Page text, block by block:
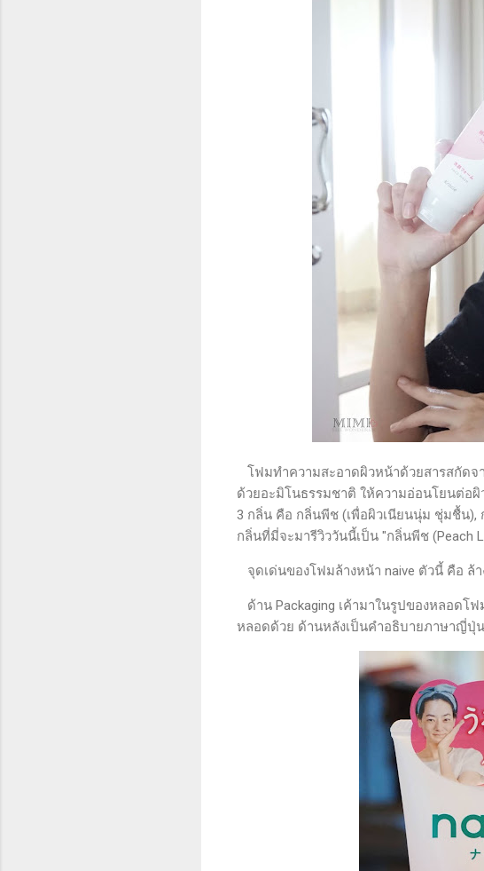
โฟมทำความสะอาดผิวหน้าด้วยสารสกัดจ
ด้วยอะมิโนธรรมชาติ ให้ความอ่อนโยนต่อ
3 กลิ่น คือ กลิ่นพีช (เพื่อผิวเนียนนุ่ม ชุ่มชื้น),
กลิ่นที่มี่จะมารีวิววันนี้เป็น "กลิ่นพีช (Peach
จุดเด่นของโฟมล้างหน้า naive ตัวนี้ คือ ล้
ด้าน Packaging เค้ามาในรูปของหลอด
หลอดด้วย ด้านหลังเป็นคำอธิบายภาษาญี่ปุ่